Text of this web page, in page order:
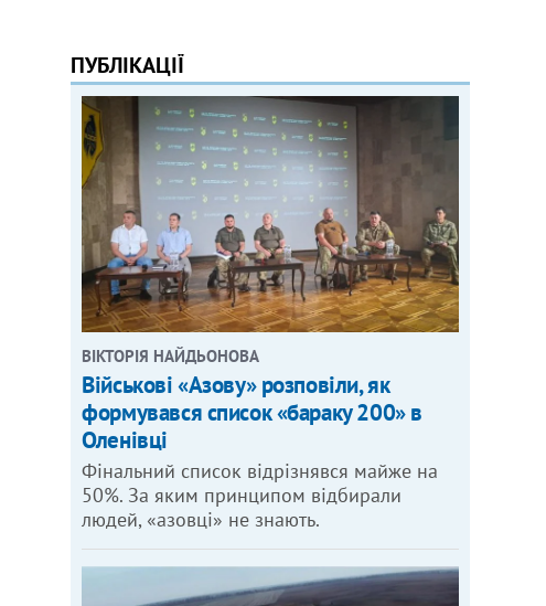
ПУБЛІКАЦІЇ
ВІКТОРІЯ НАЙДЬОНОВА
Військові «Азову» розповіли, як
формувався список «бараку 200» в
Оленівці
Фінальний список відрізнявся майже на
50%. За яким принципом відбирали
людей, «азовці» не знають.